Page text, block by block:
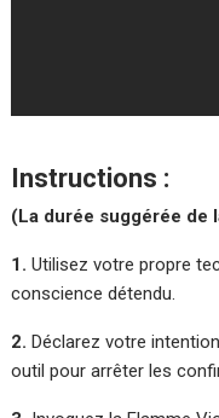
Instructions :
(La durée suggérée de
1. Utilisez votre propre
conscience détendu.
2. Déclarez votre
outil pour arrêter les